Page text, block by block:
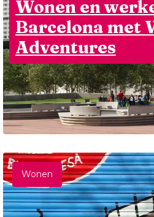
Wonen en
Barcelona met
Adventures
Wonen